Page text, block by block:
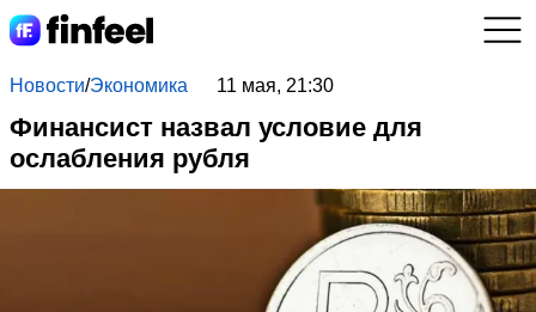
Новости/Экономика 11 мая, 21:30
Финансист назвал условие для
ослабления рубля